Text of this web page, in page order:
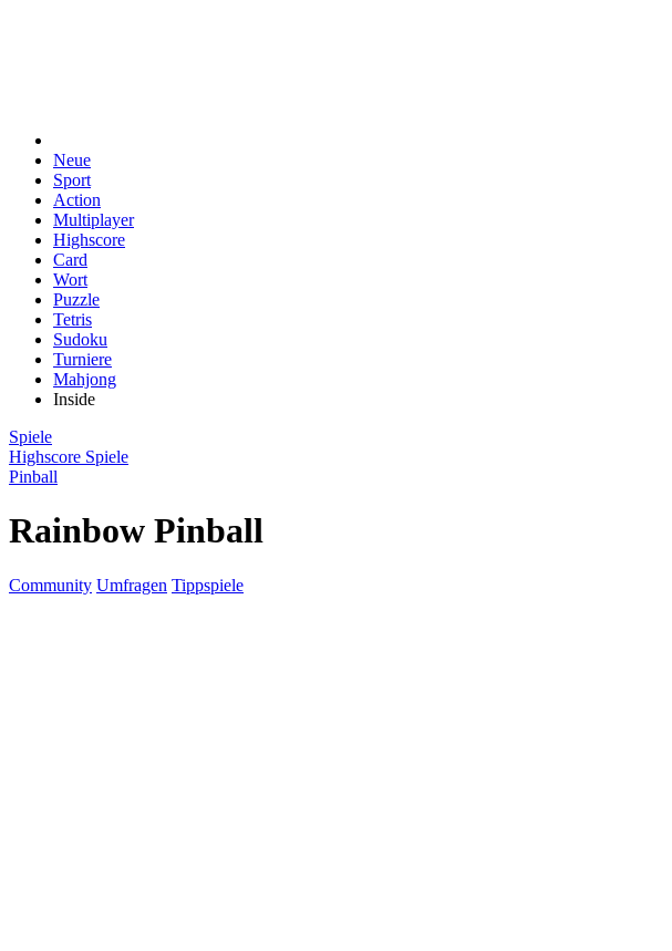
Neue
Sport
Action
Multiplayer
Highscore
Card
Wort
Puzzle
Tetris
Sudoku
Turniere
Mahjong
Inside
Spiele
Highscore Spiele
Pinball
Rainbow Pinball
Community Umfragen Tippspiele